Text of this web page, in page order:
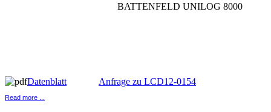
BATTENFELD UNILOG 8000
Datenblatt Anfrage zu LCD12-0154
Read more ...